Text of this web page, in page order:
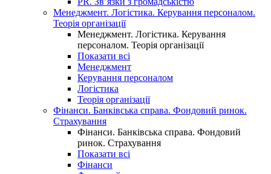
Менеджмент. Логістика. Керування персоналом.
Теорія організації
Менеджмент. Логістика. Керування
персоналом. Теорія організації
Показати всі
Менеджмент
Керування персоналом
Логістика
Теорія організації
Фінанси. Банківська справа. Фондовий ринок.
Страхування
Фінанси. Банківська справа. Фондовий
ринок. Страхування
Показати всі
Фінанси